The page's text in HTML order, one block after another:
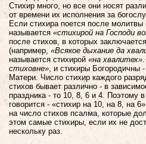
Стихир много, но все они носят
от времени их исполнения за
Если стихира поется после молитвы
называется «стихирой на Господи
после стихов, в которых
(например, «Всякое дыхание да
называется стихирой «на хвалитех».
стиховне», и стихиры Богородичны
Матери. Число стихир каждого
стихов бывает различно - в
праздника - то 10, 8, 6 и 4. Поэтому
говорится - «стихир на 10, на 8, на
на число стихов псалма, которые
этом самые стихиры, если их не
нескольку раз.